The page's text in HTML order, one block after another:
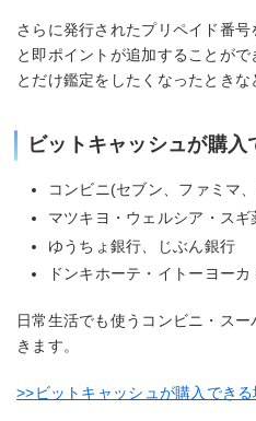
さらに発行されたプリペイド番
と即ポイントが追加することが
とだけ鑑定をしたくなったときな
ビットキャッシュが購入
コンビニ(セブン、ファミマ
マツキヨ・ウェルシア・スギ
ゆうちょ銀行、じぶん銀行
ドンキホーテ・イトーヨーカ
日常生活でも使うコンビニ・ス
きます。
>>ビットキャッシュが購入でき